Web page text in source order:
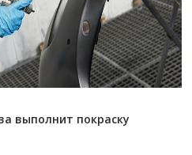
выполнит покраску